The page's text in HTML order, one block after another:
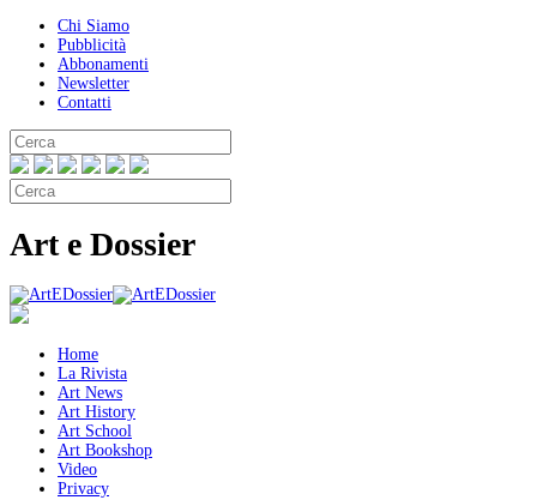
Chi Siamo
Pubblicità
Abbonamenti
Newsletter
Contatti
Art e Dossier
Home
La Rivista
Art News
Art History
Art School
Art Bookshop
Video
Privacy